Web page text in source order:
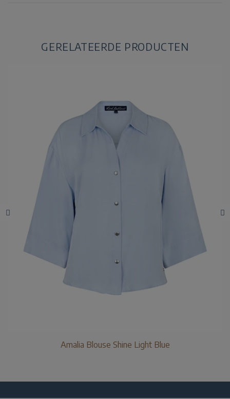
GERELATEERDE PRODUCTEN
Amalia Blouse Shine Light Blue